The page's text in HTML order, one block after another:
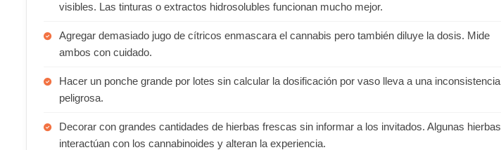
visibles. Las tinturas o extractos hidrosolubles funcionan mucho mejor.
Agregar demasiado jugo de cítricos enmascara el cannabis pero también diluye la dosis. Mide
ambos con cuidado.
Hacer un ponche grande por lotes sin calcular la dosificación por vaso lleva a una inconsistencia
peligrosa.
Decorar con grandes cantidades de hierbas frescas sin informar a los invitados. Algunas hierbas
interactúan con los cannabinoides y alteran la experiencia.